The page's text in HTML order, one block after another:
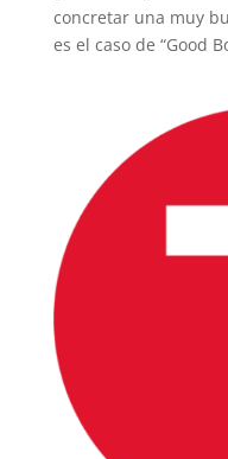
concretar una muy
es el caso de “Good